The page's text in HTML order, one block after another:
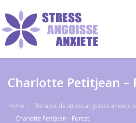
Charlotte Petitjean –
Home
Thérapie de stress angoisse anxiété
Charlotte Petitjean – Forest